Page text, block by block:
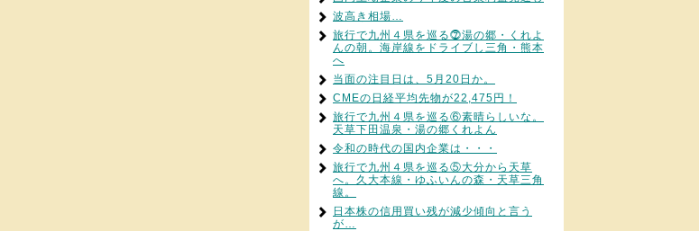
波高き相場…
旅行で九州４県を巡る⓻湯の郷・くれよ
んの朝。海岸線をドライブし三角・熊本
へ
当面の注目日は、5月20日か。
CMEの日経平均先物が22,475円！
旅行で九州４県を巡る⑥素晴らしいな。
天草下田温泉・湯の郷くれよん
令和の時代の国内企業は・・・
旅行で九州４県を巡る⑤大分から天草
へ。久大本線・ゆふいんの森・天草三角
線。
日本株の信用買い残が減少傾向と言う
が…